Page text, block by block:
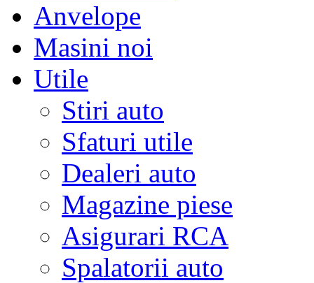
Anvelope
Masini noi
Utile
Stiri auto
Sfaturi utile
Dealeri auto
Magazine piese
Asigurari RCA
Spalatorii auto